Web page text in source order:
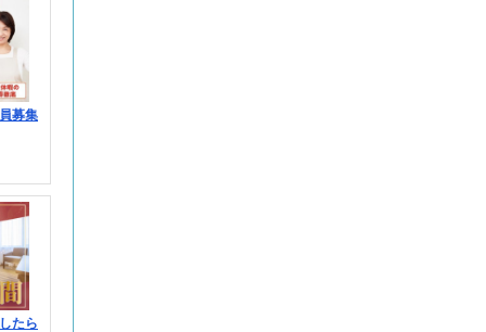
募集
たら